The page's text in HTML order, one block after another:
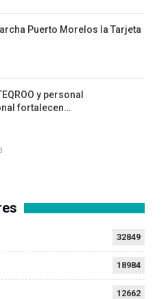
Puerto Morelos la Tarjeta
y personal
fortalecen…
32849
18984
12662